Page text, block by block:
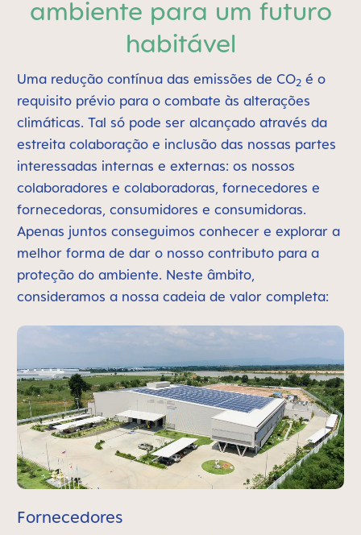
ambiente para um futuro
habitável
Uma redução contínua das emissões de CO2 é o
requisito prévio para o combate às alterações
climáticas. Tal só pode ser alcançado através da
estreita colaboração e inclusão das nossas partes
interessadas internas e externas: os nossos
colaboradores e colaboradoras, fornecedores e
fornecedoras, consumidores e consumidoras.
Apenas juntos conseguimos conhecer e explorar a
melhor forma de dar o nosso contributo para a
proteção do ambiente. Neste âmbito,
consideramos a nossa cadeia de valor completa:
Fornecedores